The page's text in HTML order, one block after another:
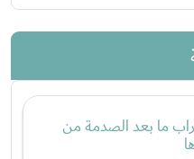
ما بعد الصدمة من